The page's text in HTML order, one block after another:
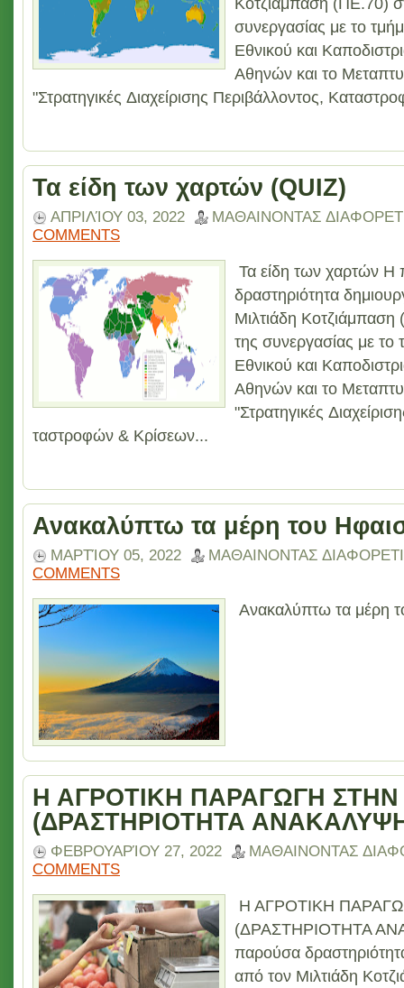
συνεργασίας με το
Εθνικού και
Αθηνών και το
"Στρατηγικές Διαχείρισης Περιβάλλοντος,
Τα είδη των χαρτών (QUIZ)
ΑΠΡΙΛΊΟΥ 03, 2022
ΜΑΘΑΙΝΟΝΤΑΣ
COMMENTS
Τα είδη των χαρτών Η
δραστηριότητα
Μιλτιάδη
της συνεργασίας με το
Εθνικού και
Αθηνών και το
"Στρατηγικές
ταστροφών & Κρίσεων...
Ανακαλύπτω τα μέρη του
ΜΑΡΤΊΟΥ 05, 2022
ΜΑΘΑΙΝΟΝΤΑΣ
COMMENTS
Ανακαλύπτω τα μέρη
Η ΑΓΡΟΤΙΚΗ ΠΑΡΑΓΩΓΗ
(ΔΡΑΣΤΗΡΙΟΤΗΤΑ
ΦΕΒΡΟΥΑΡΊΟΥ 27, 2022
ΜΑΘΑΙΝΟΝΤΑΣ
COMMENTS
Η ΑΓΡΟΤΙΚΗ
(ΔΡΑΣΤΗΡΙΟΤΗΤΑ
παρούσα
από τον Μιλτιάδη